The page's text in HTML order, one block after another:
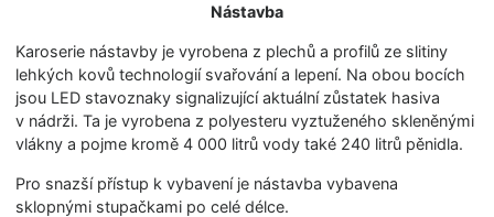
Nástavba
Karoserie nástavby je vyrobena z plechů a profilů ze slitiny
lehkých kovů technologií svařování a lepení. Na obou bocích
jsou LED stavoznaky signalizující aktuální zůstatek hasiva
v nádrži. Ta je vyrobena z polyesteru vyztuženého skleněnými
vlákny a pojme kromě 4 000 litrů vody také 240 litrů pěnidla.
Pro snazší přístup k vybavení je nástavba vybavena
sklopnými stupačkami po celé délce.